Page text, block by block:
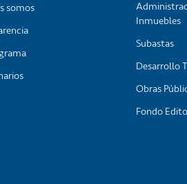
somos
Inmuebles
Subastas
Desarrollo
Obras
Fondo